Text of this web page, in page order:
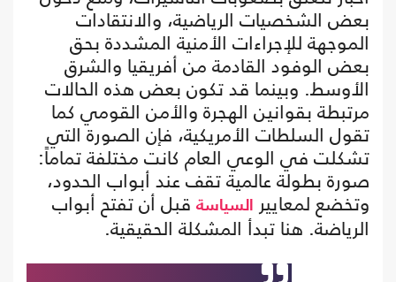
بعض الشخصيات الرياضية، والانتقادات
الموجهة للإجراءات الأمنية المشددة بحق
بعض الوفود القادمة من أفريقيا والشرق
الأوسط. وبينما قد تكون بعض هذه الحالات
مرتبطة بقوانين الهجرة والأمن القومي كما
تقول السلطات الأمريكية، فإن الصورة التي
تشكلت في الوعي العام كانت مختلفة تماماً:
صورة بطولة عالمية تقف عند أبواب الحدود،
وتخضع لمعايير السياسة قبل أن تفتح أبواب
الرياضة. هنا تبدأ المشكلة الحقيقية.